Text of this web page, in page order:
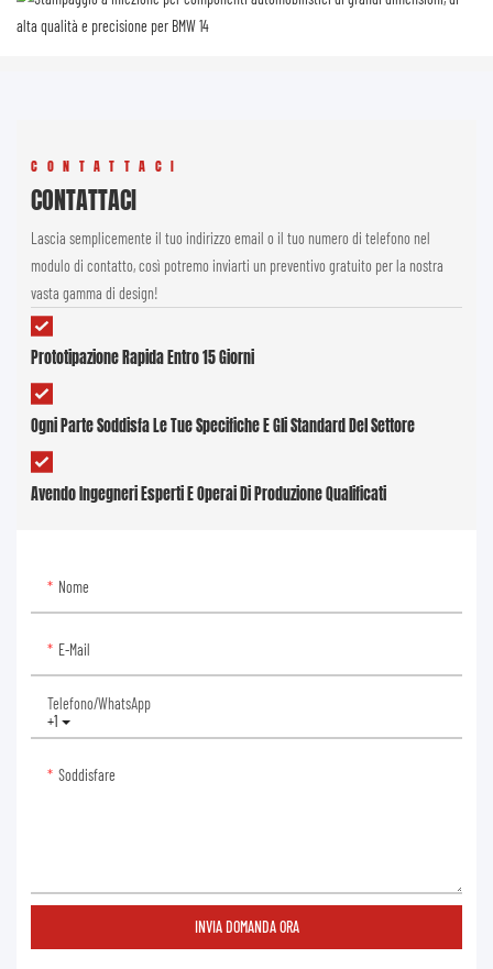
CONTATTACI
CONTATTACI
Lascia semplicemente il tuo indirizzo email o il tuo numero di telefono nel
modulo di contatto, così potremo inviarti un preventivo gratuito per la nostra
vasta gamma di design!
Prototipazione Rapida Entro 15 Giorni
Ogni Parte Soddisfa Le Tue Specifiche E Gli Standard Del Settore
Avendo Ingegneri Esperti E Operai Di Produzione Qualificati
Nome
E-Mail
+1
Telefono/WhatsApp
Soddisfare
INVIA DOMANDA ORA